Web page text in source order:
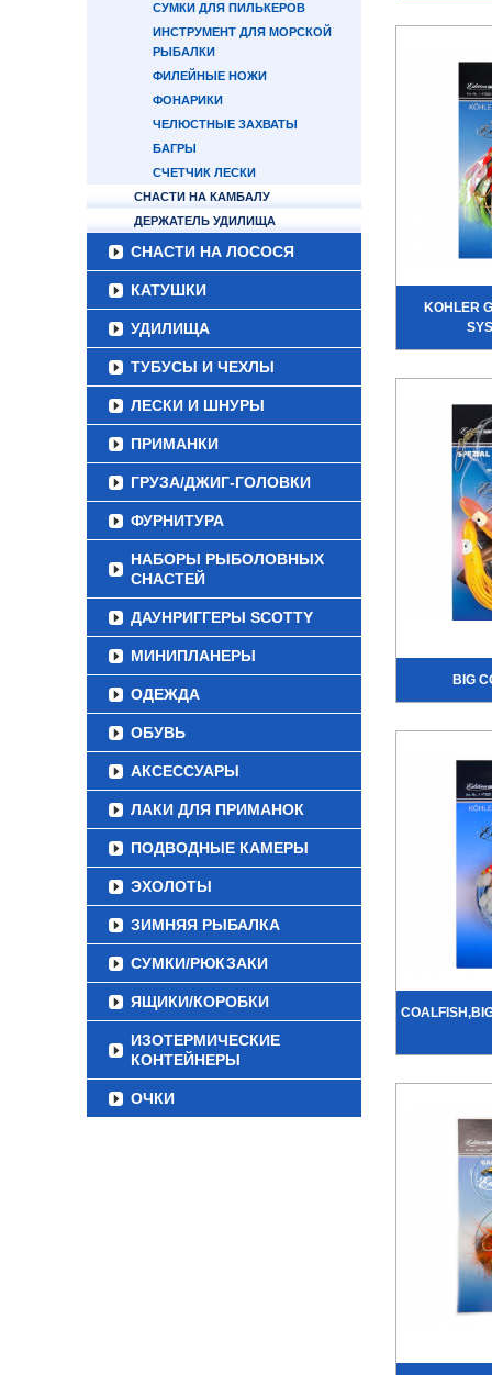
СУМКИ ДЛЯ ПИЛЬКЕРОВ
ИНСТРУМЕНТ ДЛЯ МОРСКОЙ
РЫБАЛКИ
ФИЛЕЙНЫЕ НОЖИ
ФОНАРИКИ
ЧЕЛЮСТНЫЕ ЗАХВАТЫ
БАГРЫ
СЧЕТЧИК ЛЕСКИ
СНАСТИ НА КАМБАЛУ
ДЕРЖАТЕЛЬ УДИЛИЩА
СНАСТИ НА ЛОСОСЯ
КАТУШКИ
УДИЛИЩА
ТУБУСЫ И ЧЕХЛЫ
ЛЕСКИ И ШНУРЫ
ПРИМАНКИ
ГРУЗА/ДЖИГ-ГОЛОВКИ
ФУРНИТУРА
НАБОРЫ РЫБОЛОВНЫХ
СНАСТЕЙ
ДАУНРИГГЕРЫ SCOTTY
МИНИПЛАНЕРЫ
ОДЕЖДА
ОБУВЬ
АКСЕССУАРЫ
ЛАКИ ДЛЯ ПРИМАНОК
ПОДВОДНЫЕ КАМЕРЫ
ЭХОЛОТЫ
ЗИМНЯЯ РЫБАЛКА
СУМКИ/РЮКЗАКИ
ЯЩИКИ/КОРОБКИ
ИЗОТЕРМИЧЕСКИЕ
КОНТЕЙНЕРЫ
ОЧКИ
KOHLER
BIG